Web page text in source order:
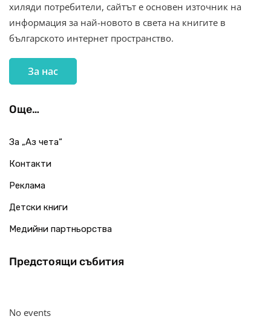
хиляди потребители, сайтът е основен източник на
информация за най-новото в света на книгите в
българското интернет пространство.
За нас
Още…
За „Аз чета“
Контакти
Реклама
Детски книги
Медийни партньорства
Предстоящи събития
No events